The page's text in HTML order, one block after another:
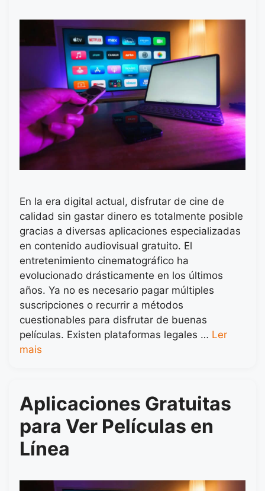
En la era digital actual, disfrutar de cine de
calidad sin gastar dinero es totalmente posible
gracias a diversas aplicaciones especializadas
en contenido audiovisual gratuito. El
entretenimiento cinematográfico ha
evolucionado drásticamente en los últimos
años. Ya no es necesario pagar múltiples
suscripciones o recurrir a métodos
cuestionables para disfrutar de buenas
películas. Existen plataformas legales … Ler
mais
Aplicaciones Gratuitas
para Ver Películas en
Línea